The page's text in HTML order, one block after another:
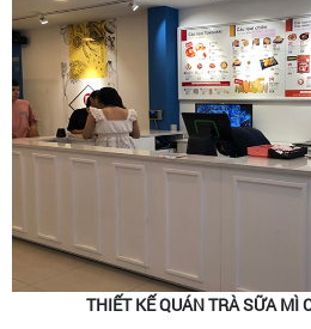
THIẾT KẾ QUÁN TRÀ SỮA MÌ